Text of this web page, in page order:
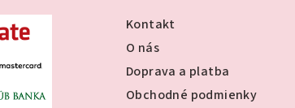
Kontakt
O nás
Doprava a platba
Obchodné podmienky